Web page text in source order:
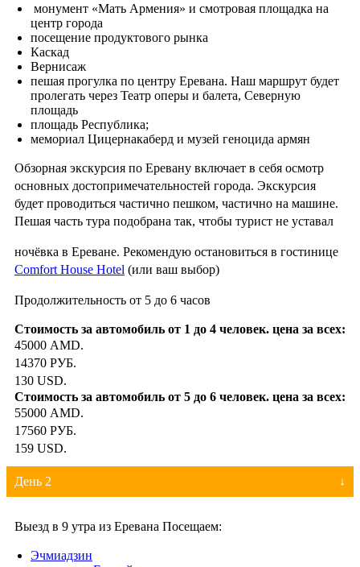
монумент «Мать Армения» и смотровая площадка на
центр города
посещение продуктового рынка
Каскад
Вернисаж
пешая прогулка по центру Еревана. Наш маршрут будет
пролегать через Театр оперы и балета, Северную
площадь
площадь Республика;
мемориал Цицернакаберд и музей геноцида армян
Обзорная экскурсия по Еревану включает в себя осмотр
основных достопримечательностей города. Экскурсия
будет проводиться частично пешком, частично на машине.
Пешая часть тура подобрана так, чтобы турист не уставал
ночёвка в Ереване. Рекомендую остановиться в гостинице
Comfort House Hotel (или ваш выбор)
Продолжительность от 5 до 6 часов
45000 AMD.
14370 РУБ.
130 USD.
55000 AMD.
17560 РУБ.
159 USD.
День 2
Выезд в 9 утра из Еревана Посещаем:
Эчмиадзин